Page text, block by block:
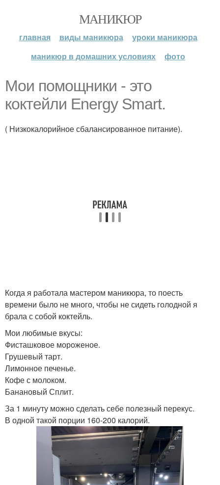
МАНИКЮР
главная виды маникюра
уроки маникюра
маникюр в домашних условиях
фото
Мои помощники - это
коктейли Energy Smart.
( Низкокалорийное сбалансированное питание).
Когда я работала мастером маникюра, то поесть
времени было не много, чтобы не сидеть голодной я
брала с собой коктейль.
Мои любимые вкусы:
Фисташковое мороженое.
Грушевый тарт.
Лимонное печенье.
Кофе с молоком.
Банановый Сплит.
За 1 минуту можно сделать себе полезный перекус.
В одной такой порции 160-200 калорий.